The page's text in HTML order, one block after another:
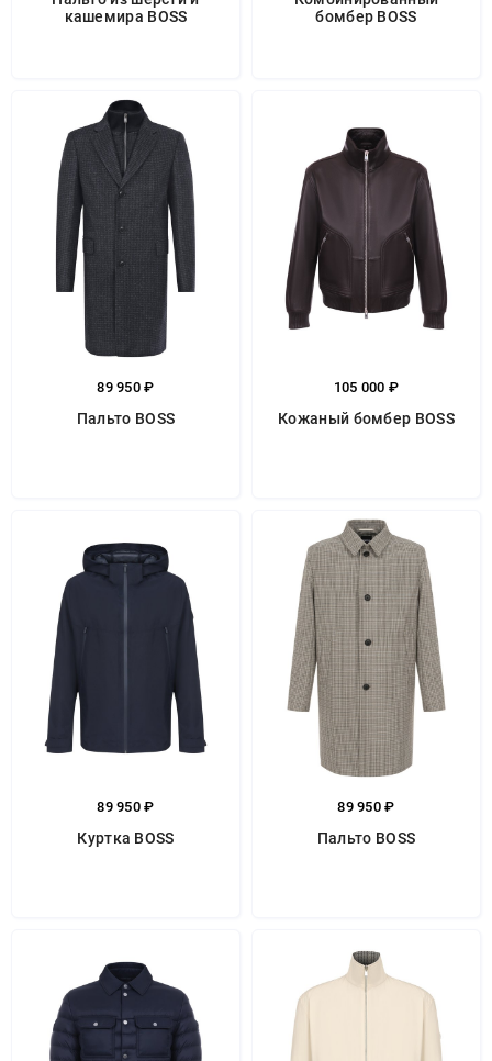
кашемира BOSS
бомбер BOSS
89 950 ₽
Пальто BOSS
105 000 ₽
Кожаный бомбер BOSS
89 950 ₽
Куртка BOSS
89 950 ₽
Пальто BOSS